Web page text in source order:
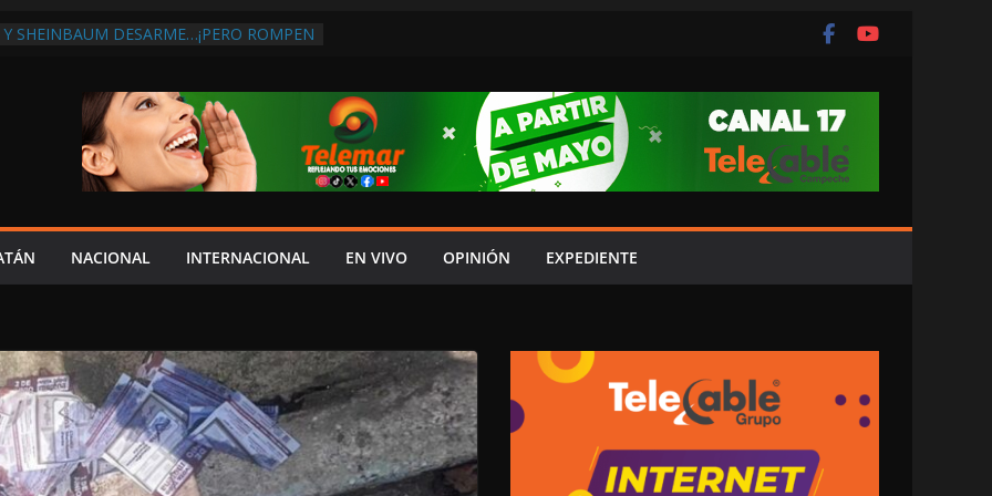
SHEINBAUM DESARME…¡PERO ROMPEN
DISCURSO DE LAYDA AL REVELAR QUE
LA PEOR CAÍDA DE
DEL PAÍS, POR PÉSIMA RECAUDACIÓN
POLÍTICAS EN
ASUME CULPA DEL HIJO?
SOBRE LA CARRETERA LIBRE
NACIONAL INTERNACIONAL EN VIVO OPINIÓN EXPEDIENTE